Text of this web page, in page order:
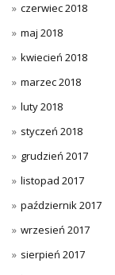
czerwiec 2018
maj 2018
kwiecień 2018
marzec 2018
luty 2018
styczeń 2018
grudzień 2017
listopad 2017
październik 2017
wrzesień 2017
sierpień 2017